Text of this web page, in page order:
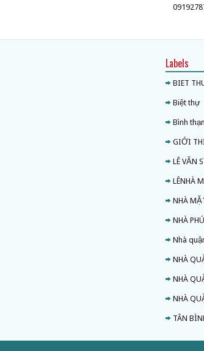
Labels
BIET
Biệt thự
Bình
GIỚI
LÊ VĂN
LÊNHÀ
NHÀ
NHÀ
Nhà
NHÀ
NHÀ
NHÀ
TÂN